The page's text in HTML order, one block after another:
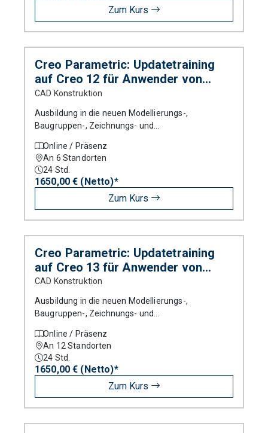
Zum Kurs
Creo Parametric: Updatetraining
auf Creo 12 für Anwender von
Versionen älter als Creo 7
CAD Konstruktion
Ausbildung in die neuen Modellierungs-,
Baugruppen-, Zeichnungs- und
Parametric.
Online / Präsenz
An 6 Standorten
24 Std.
1650,00 € (Netto)*
Zum Kurs
Creo Parametric: Updatetraining
auf Creo 13 für Anwender von
Versionen älter als Creo 7
CAD Konstruktion
Ausbildung in die neuen Modellierungs-,
Baugruppen-, Zeichnungs- und
Parametric.
Online / Präsenz
An 12 Standorten
24 Std.
1650,00 € (Netto)*
Zum Kurs